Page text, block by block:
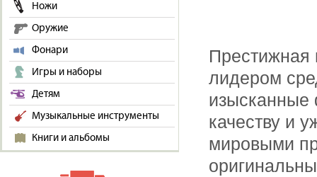
Ножи
Оружие
Фонари
Игры и наборы
Детям
Музыкальные инструменты
Книги и альбомы
Престижная
лидером
изысканные
качеству и
мировыми